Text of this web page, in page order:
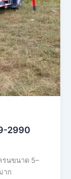
2990
รนขนาด 5–
าก